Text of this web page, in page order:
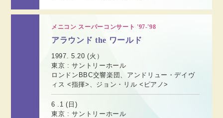
メニコン スーパーコンサート '97-'98
アラウンド the ワールド
1997. 5.20 (火）
東京 : サントリーホール
ロンドンBBC交響楽団、アンドリュー・デイヴ
ィス <指揮>、ジョン・リル <ピアノ>
6 .1 (日)
東京 : サントリーホール